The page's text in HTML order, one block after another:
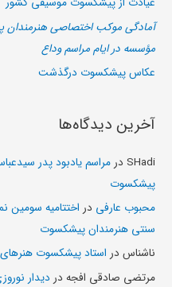
آمادگی موکب اختصاصی
مؤسسه در ایام مراسم وداع
عکاس پیشکسوت درگذشت
آخرین دیدگاه‌ها
SHadi درمراسم یادبود پدر
پیشکسوت
محبوب عارفی در اختتامیه سومین
سنتی هنرمندان پیشکسوت
ناشناس در استاد پیشکسوت
مرتضی صادقی افجه در دیدار